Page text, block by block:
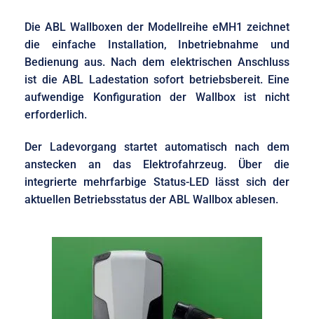
Die ABL Wallboxen der Modellreihe eMH1 zeichnet
die einfache Installation, Inbetriebnahme und
Bedienung aus. Nach dem elektrischen Anschluss
ist die ABL Ladestation sofort betriebsbereit. Eine
aufwendige Konfiguration der Wallbox ist nicht
erforderlich.
Der Ladevorgang startet automatisch nach dem
anstecken an das Elektrofahrzeug. Über die
integrierte mehrfarbige Status-LED lässt sich der
aktuellen Betriebsstatus der ABL Wallbox ablesen.